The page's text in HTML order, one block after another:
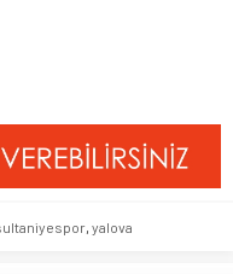
yalova